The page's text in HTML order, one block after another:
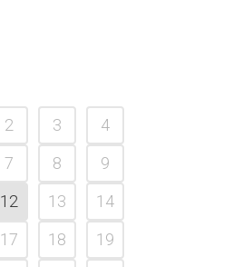
2 3
4
7 8
9
12 13
14
17 18
19